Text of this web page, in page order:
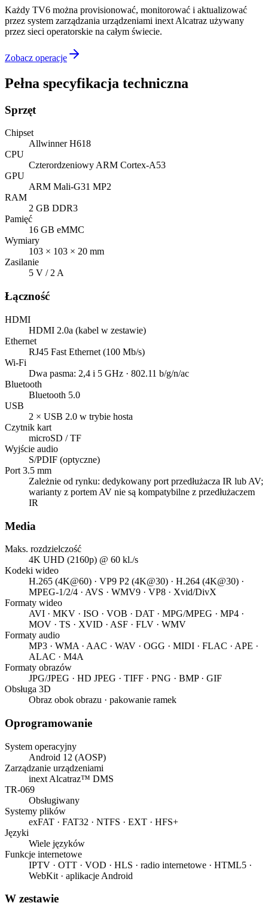
Każdy TV6 można provisionować, monitorować i aktualizować
przez system zarządzania urządzeniami inext Alcatraz używany
przez sieci operatorskie na całym świecie.
Zobacz operacje
Pełna specyfikacja techniczna
Sprzęt
Chipset
Allwinner H618
CPU
Czterordzeniowy ARM Cortex-A53
GPU
ARM Mali-G31 MP2
RAM
2 GB DDR3
Pamięć
16 GB eMMC
Wymiary
103 × 103 × 20 mm
Zasilanie
5 V / 2 A
Łączność
HDMI
HDMI 2.0a (kabel w zestawie)
Ethernet
RJ45 Fast Ethernet (100 Mb/s)
Wi-Fi
Dwa pasma: 2,4 i 5 GHz · 802.11 b/g/n/ac
Bluetooth
Bluetooth 5.0
USB
2 × USB 2.0 w trybie hosta
Czytnik kart
microSD / TF
Wyjście audio
S/PDIF (optyczne)
Port 3.5 mm
Zależnie od rynku: dedykowany port przedłużacza IR lub AV;
warianty z portem AV nie są kompatybilne z przedłużaczem
IR
Media
Maks. rozdzielczość
4K UHD (2160p) @ 60 kl./s
Kodeki wideo
H.265 (4K@60) · VP9 P2 (4K@30) · H.264 (4K@30) ·
MPEG-1/2/4 · AVS · WMV9 · VP8 · Xvid/DivX
Formaty wideo
AVI · MKV · ISO · VOB · DAT · MPG/MPEG · MP4 ·
MOV · TS · XVID · ASF · FLV · WMV
Formaty audio
MP3 · WMA · AAC · WAV · OGG · MIDI · FLAC · APE ·
ALAC · M4A
Formaty obrazów
JPG/JPEG · HD JPEG · TIFF · PNG · BMP · GIF
Obsługa 3D
Obraz obok obrazu · pakowanie ramek
Oprogramowanie
System operacyjny
Android 12 (AOSP)
Zarządzanie urządzeniami
inext Alcatraz™ DMS
TR-069
Obsługiwany
Systemy plików
exFAT · FAT32 · NTFS · EXT · HFS+
Języki
Wiele języków
Funkcje internetowe
IPTV · OTT · VOD · HLS · radio internetowe · HTML5 ·
WebKit · aplikacje Android
W zestawie